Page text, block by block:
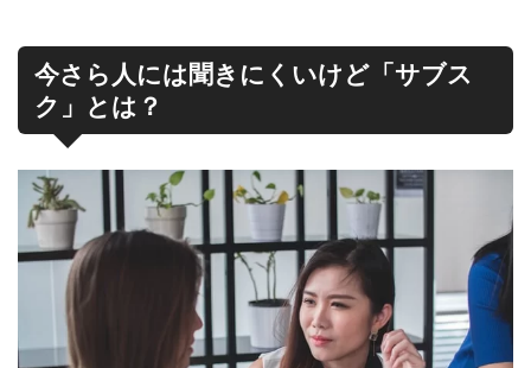
今さら人には聞きにくいけど「サブス
ク」とは？